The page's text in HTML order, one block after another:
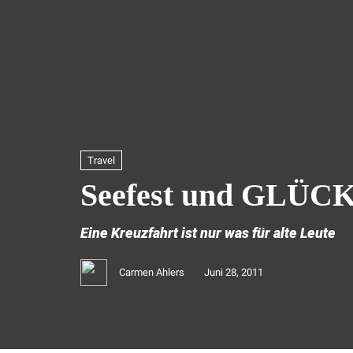
Travel
Seefest und
Eine Kreuzfahrt ist nur was für alte Leute
Carmen Ahlers Juni 28, 2011